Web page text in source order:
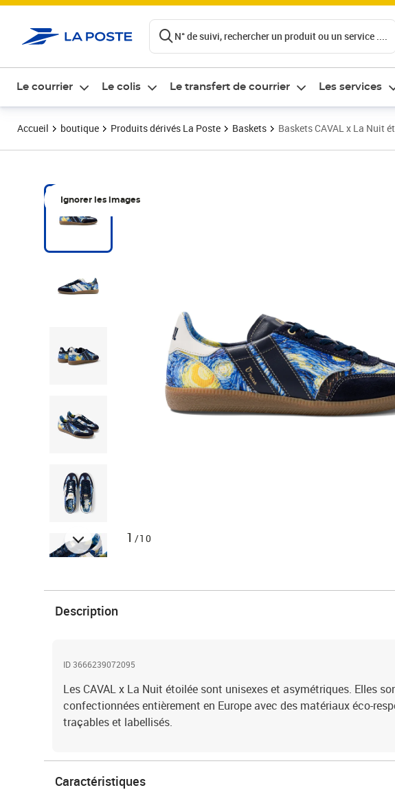
N° de suivi, rechercher un produit ou un service ....
Le courrier Le colis Le transfert de courrier Les services
Accueil boutique Produits dérivés La Poste Baskets Baskets CAVAL x La Nuit
Ignorer les images
1 /10
Description
ID 3666239072095
Les CAVAL x La Nuit étoilée sont unisexes et asymétriques. Elles
confectionnées entièrement en Europe avec des matériaux éco-
traçables et labellisés.
Caractéristiques